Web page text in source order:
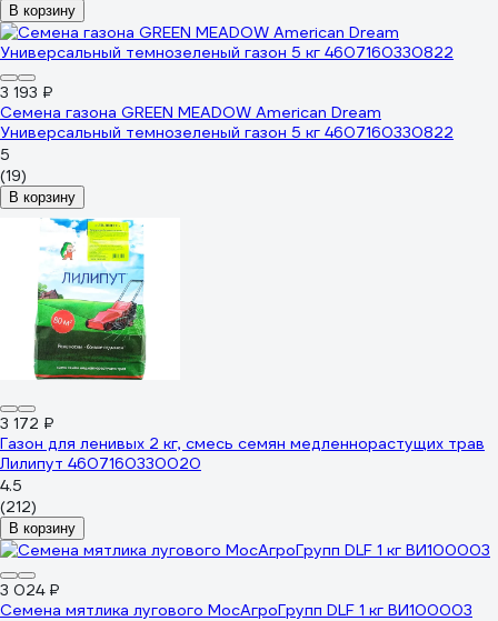
В корзину
3 193 ₽
Семена газона GREEN MEADOW American Dream
Универсальный темнозеленый газон 5 кг 4607160330822
5
(19)
В корзину
3 172 ₽
Газон для ленивых 2 кг, смесь семян медленнорастущих трав
Лилипут 4607160330020
4.5
(212)
В корзину
3 024 ₽
Семена мятлика лугового МосАгроГрупп DLF 1 кг ВИ100003